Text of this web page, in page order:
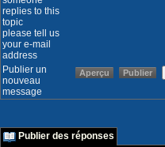
replies to this
topic
please tell us
your e-mail
address
Publier un
nouveau
message
Publier des réponses